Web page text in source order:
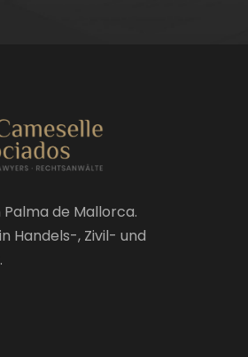
de Mallorca.
Handels-, Zivil- und